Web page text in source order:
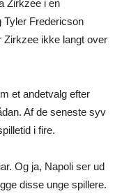
Zirkzee i en
Tyler Fredericson
Zirkzee ikke langt over
et andetvalg efter
Af de seneste syv
i fire.
Og ja, Napoli ser ud
disse unge spillere.